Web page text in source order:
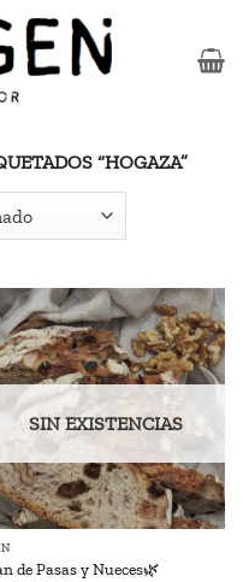
“HOGAZA”
SIN EXISTENCIAS
de Pasas y Nueces🌿